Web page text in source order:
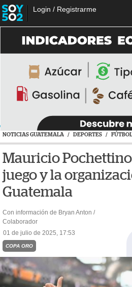
Login / Registrarme
NOTICIAS GUATEMALA / DEPORTES /
Mauricio
juego y la
Guatemala
Con información de Bryan Anton /
Colaborador
01 de julio de 2025, 17:53
COPA ORO